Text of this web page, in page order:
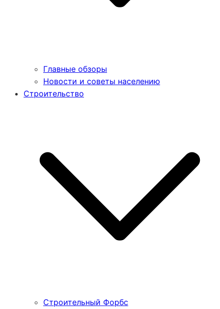
Главные обзоры
Новости и советы населению
Строительство
Строительный Форбс